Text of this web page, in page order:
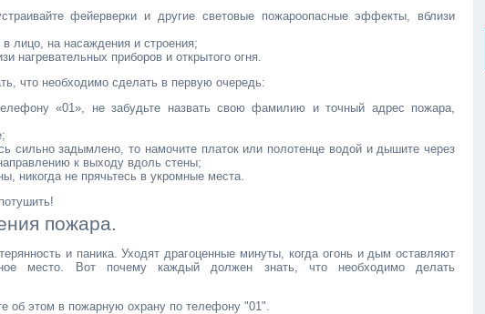
фейерверки и другие световые пожароопасные эффекты, вблизи
лицо, на насаждения и строения;
нагревательных приборов и открытого огня.
что необходимо сделать в первую очередь:
«01», не забудьте назвать свою фамилию и точный адрес пожара,
сильно задымлено, то намочите платок или полотенце водой и дышите через
к выходу вдоль стены;
никогда не прячьтесь в укромные места.
пожара.
и паника. Уходят драгоценные минуты, когда огонь и дым оставляют
место. Вот почему каждый должен знать, что необходимо делать
об этом в пожарную охрану по телефону "01".